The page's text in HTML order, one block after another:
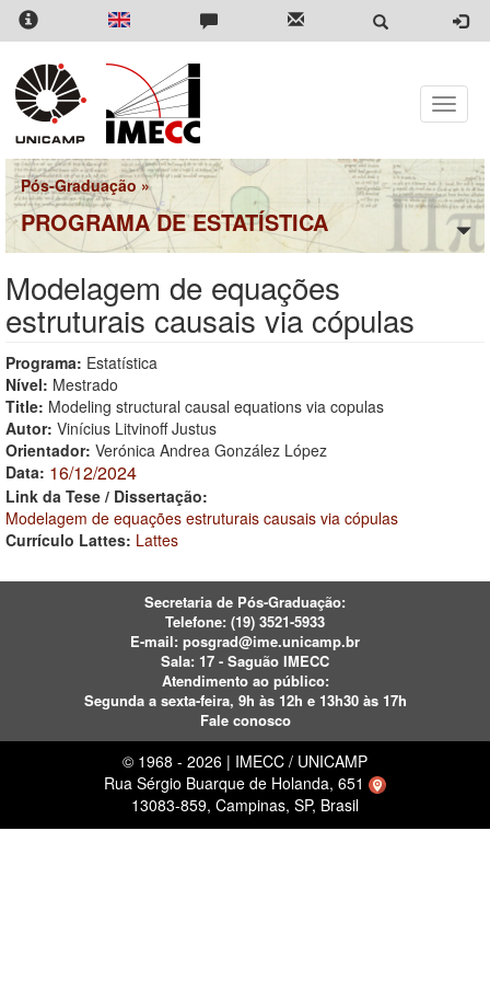
Pular
para
conteúdo
principal
Toggle
Pós-Graduação »
PROGRAMA DE ESTATÍSTICA
Modelagem de equações
estruturais causais via cópulas
Programa: Estatística
Nível: Mestrado
Title: Modeling structural causal equations via copulas
Autor: Vinícius Litvinoff Justus
Orientador: Verónica Andrea González López
Data: 16/12/2024
Link da Tese / Dissertação:
Modelagem de equações estruturais causais via cópulas
Currículo Lattes: Lattes
Secretaria de Pós-Graduação:
Telefone: (19) 3521-5933
E-mail: posgrad@ime.unicamp.br
Sala: 17 - Saguão IMECC
Atendimento ao público:
Segunda a sexta-feira, 9h às 12h e 13h30 às 17h
Fale conosco
© 1968 - 2026 | IMECC / UNICAMP
Rua Sérgio Buarque de Holanda, 651
13083-859, Campinas, SP, Brasil